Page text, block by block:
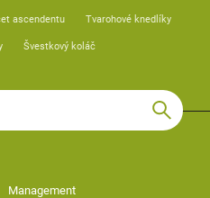
ascendentu Tvarohové knedlíky
Švestkový koláč
Management